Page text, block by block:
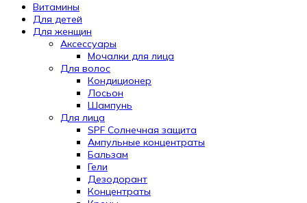
Витамины
Для детей
Для женщин
Аксессуары
Мочалки для лица
Для волос
Кондиционер
Лосьон
Шампунь
Для лица
SPF Солнечная защита
Ампульные концентраты
Бальзам
Гели
Дезодорант
Концентраты